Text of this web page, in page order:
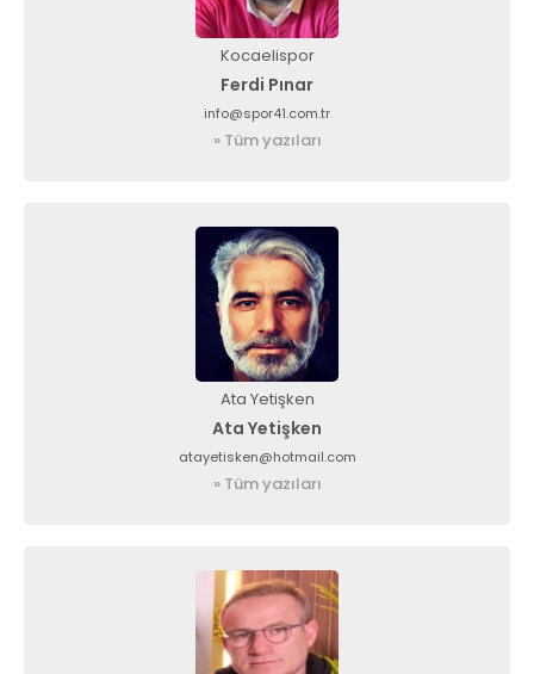
Kocaelispor
Ferdi Pınar
info@spor41.com.tr
» Tüm yazıları
Ata Yetişken
Ata Yetişken
atayetisken@hotmail.com
» Tüm yazıları